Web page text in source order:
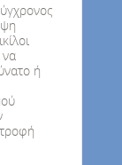
να
ή